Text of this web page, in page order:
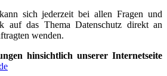
sich jederzeit bei allen Fragen und
auf das Thema Datenschutz direkt an
wenden.
hinsichtlich unserer Internetseite